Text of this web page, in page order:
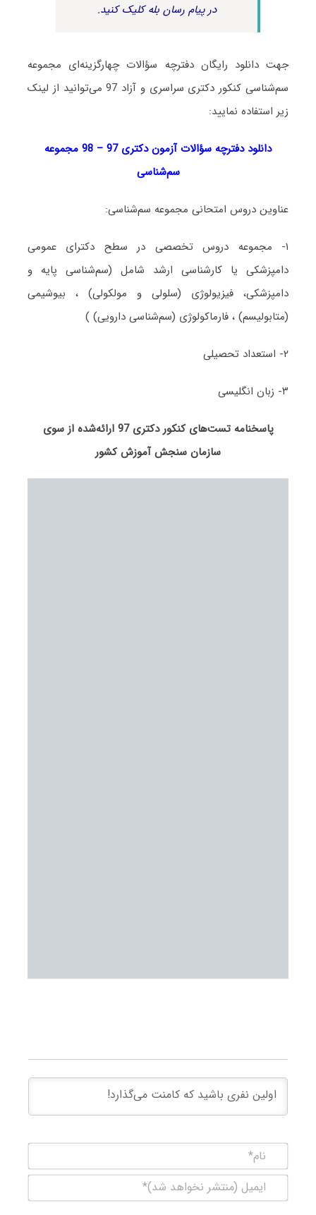
در پیام رسان بله کلیک کنید.
جهت دانلود رایگان دفترچه سؤالات چهارگزینه‌ای مجموعه
سم‌شناسی کنکور دکتری سراسری و آزاد 97 می‌توانید از لینک
زیر استفاده نمایید:
دانلود دفترچه سؤالات آزمون دکتری 97 – 98 مجموعه
سم‌شناسی
عناوین دروس امتحانی مجموعه سم‌شناسی:
۱- مجموعه دروس تخصصی در سطح دکترای عمومی
دامپزشکی یا کارشناسی ارشد شامل (سم‌شناسی پایه و
دامپزشکی، فیزیولوژی (سلولی و مولکولی) ، بیوشیمی
(متابولیسم) ، فارماکولوژی (سم‌شناسی دارویی) )
۲- استعداد تحصیلی
۳- زبان انگلیسی
پاسخنامه تست‌های کنکور دکتری 97 ارائه‌شده از سوی
سازمان سنجش آموزش کشور
(منتشر